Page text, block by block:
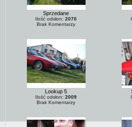
Sprzedane
Ilość odsłon: 2070
Brak Komentarzy
Lookup 5
Ilość odsłon: 2009
Brak Komentarzy